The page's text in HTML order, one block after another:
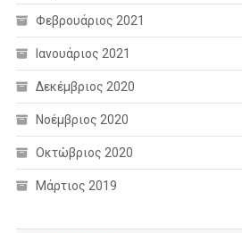
Φεβρουάριος 2021
Ιανουάριος 2021
Δεκέμβριος 2020
Νοέμβριος 2020
Οκτώβριος 2020
Μάρτιος 2019